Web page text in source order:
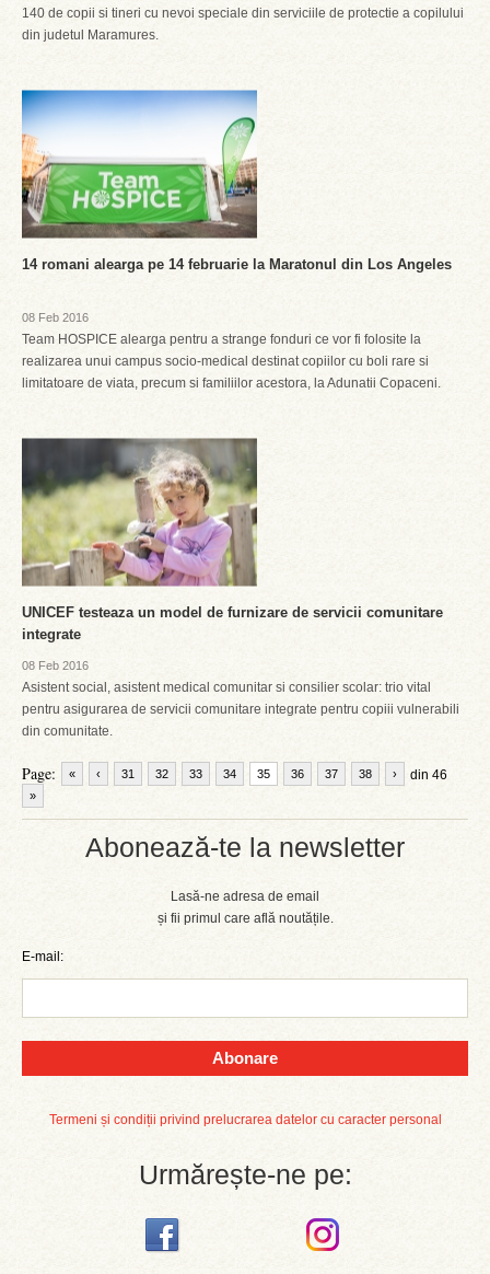
Abonează-te la newsletter
Lasă-ne adresa de email
și fii primul care află noutățile.
E-mail:
Abonare
Termeni și condiții privind prelucrarea datelor cu caracter personal
Urmărește-ne pe:
140 de copii si tineri cu nevoi speciale din serviciile de protectie a copilului
din judetul Maramures.
14 romani alearga pe 14 februarie la Maratonul din Los Angeles
08 Feb 2016
Team HOSPICE alearga pentru a strange fonduri ce vor fi folosite la
realizarea unui campus socio-medical destinat copiilor cu boli rare si
limitatoare de viata, precum si familiilor acestora, la Adunatii Copaceni.
UNICEF testeaza un model de furnizare de servicii comunitare
integrate
08 Feb 2016
Asistent social, asistent medical comunitar si consilier scolar: trio vital
pentru asigurarea de servicii comunitare integrate pentru copiii vulnerabili
din comunitate.
Page: « ‹ 31 32 33 34 35 36 37 38 din 46
›
»